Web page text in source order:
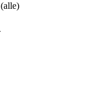
(alle)